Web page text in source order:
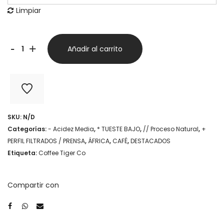
Limpiar
-Burundi
Muyinga
Ediciones
Limitadas
Tiger
cantidad
+ Añadir al carrito
SKU: N/D
Categorías:- Acidez Media, * TUESTE BAJO, // Proceso Natural, +
PERFIL FILTRADOS / PRENSA, ÁFRICA,CAFÉ,DESTACADOS
Etiqueta:Coffee Tiger Co
Compartir con